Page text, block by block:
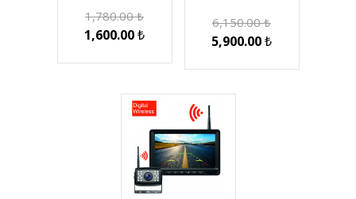
1,780.00₺
1,600.00₺
6,150.00₺
5,900.00₺